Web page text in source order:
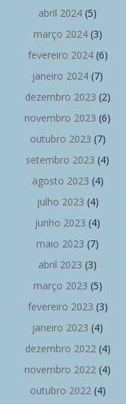
abril 2024 (5)
março 2024(3)
fevereiro 2024(6)
janeiro 2024 (7)
dezembro 2023 (2)
novembro 2023 (6)
outubro 2023 (7)
setembro 2023 (4)
agosto 2023 (4)
julho 2023 (4)
junho 2023 (4)
maio 2023 (7)
abril 2023 (3)
março 2023 (5)
fevereiro 2023 (3)
janeiro 2023 (4)
dezembro 2022(4)
novembro 2022 (4)
outubro 2022(4)